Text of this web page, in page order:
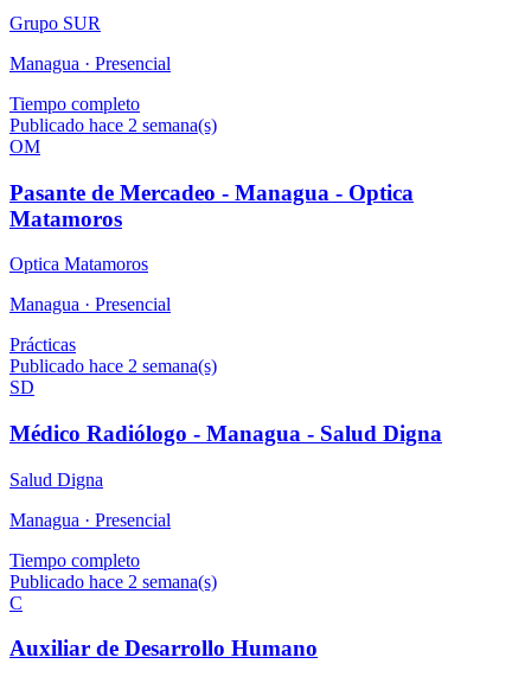
Grupo SUR
Managua · Presencial
Tiempo completo
Publicado hace 2 semana(s)
OM
Pasante de Mercadeo - Managua - Optica
Matamoros
Optica Matamoros
Managua · Presencial
Prácticas
Publicado hace 2 semana(s)
SD
Médico Radiólogo - Managua - Salud Digna
Salud Digna
Managua · Presencial
Tiempo completo
Publicado hace 2 semana(s)
C
Auxiliar de Desarrollo Humano